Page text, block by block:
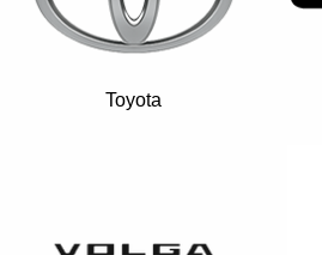
Toyota